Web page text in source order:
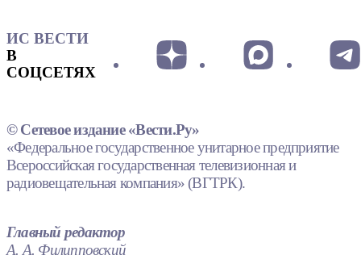
ИС ВЕСТИ
В
СОЦСЕТЯХ
© Сетевое издание «Вести.Ру»
«Федеральное государственное унитарное предприятие
Всероссийская государственная телевизионная и
радиовещательная компания» (ВГТРК).
Главный редактор
А. А. Филипповский